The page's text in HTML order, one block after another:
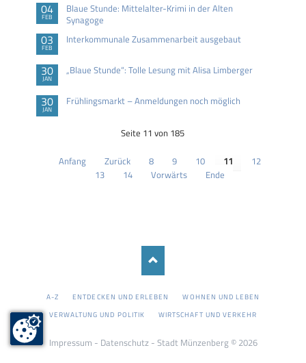
04
FEB
Blaue Stunde: Mittelalter-Krimi in der Alten
Synagoge
03
FEB
Interkommunale Zusammenarbeit ausgebaut
30
JAN
„Blaue Stunde“: Tolle Lesung mit Alisa Limberger
30
JAN
Frühlingsmarkt – Anmeldungen noch möglich
Seite 11 von 185
Anfang Zurück 8 9 10 11
12
13
14 Vorwärts Ende
NAVIGATION
A-Z ENTDECKEN UND ERLEBEN
WOHNEN UND LEBEN
VERWALTUNG UND POLITIK
WIRTSCHAFT UND VERKEHR
Impressum - Datenschutz- Stadt Münzenberg © 2026